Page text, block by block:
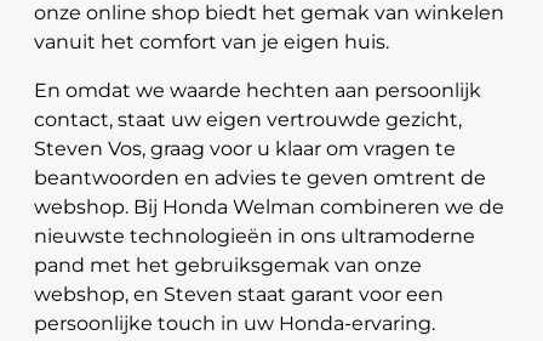
onze online shop biedt het gemak van winkelen
vanuit het comfort van je eigen huis.
En omdat we waarde hechten aan persoonlijk
contact, staat uw eigen vertrouwde gezicht,
Steven Vos, graag voor u klaar om vragen te
beantwoorden en advies te geven omtrent de
webshop. Bij Honda Welman combineren we de
nieuwste technologieën in ons ultramoderne
pand met het gebruiksgemak van onze
webshop, en Steven staat garant voor een
persoonlijke touch in uw Honda-ervaring.